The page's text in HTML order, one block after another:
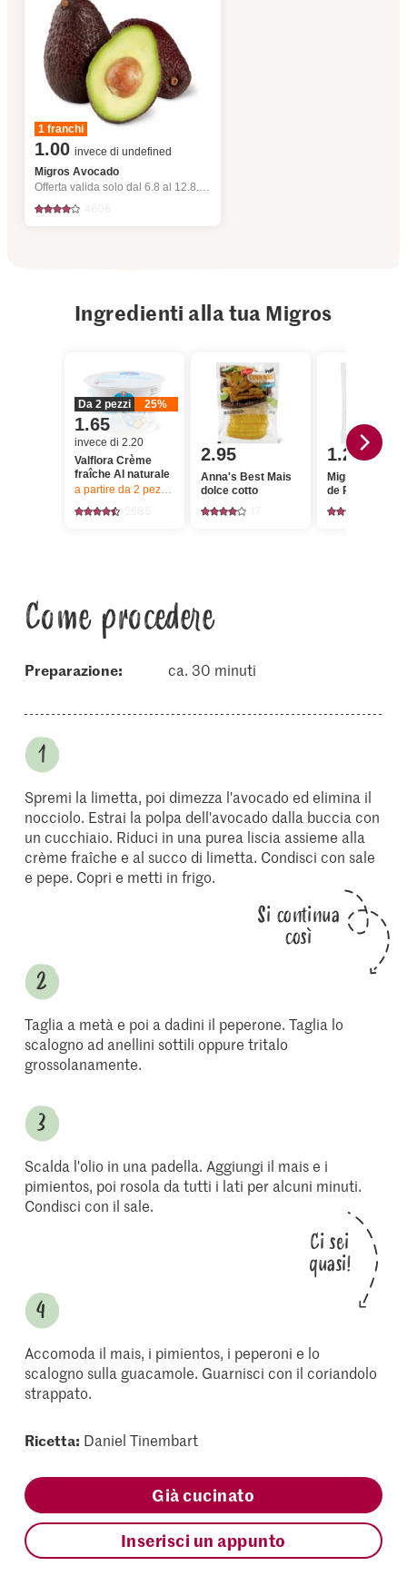
1 franchi
1.00 invece di undefined
Migros Avocado
Offerta valida solo dal 6.8 al 12.8.2026, fino a esaurimento dello stock.
Ingredienti alla tua Migros
Da 2 pezzi 25%
1.65
invece di 2.20
Valflora Crème
fraîche Al naturale
a partire da 2 pezzi, Offerta valida solo dal 6.8 al 12.8.2026, fino a
2.95
Anna's Best Mais
dolce cotto
1.25
Migros
de Padrón
Come procedere
Preparazione: ca. 30 minuti
Spremi la limetta, poi dimezza l'avocado ed elimina il
nocciolo. Estrai la polpa dell'avocado dalla buccia con
un cucchiaio. Riduci in una purea liscia assieme alla
crème fraîche e al succo di limetta. Condisci con sale
e pepe. Copri e metti in frigo.
Si continua
così
Taglia a metà e poi a dadini il peperone. Taglia lo
scalogno ad anellini sottili oppure tritalo
grossolanamente.
Scalda l'olio in una padella. Aggiungi il mais e i
pimientos, poi rosola da tutti i lati per alcuni minuti.
Condisci con il sale.
Ci sei
quasi!
Accomoda il mais, i pimientos, i peperoni e lo
scalogno sulla guacamole. Guarnisci con il coriandolo
strappato.
Ricetta: Daniel Tinembart
Già cucinato
Inserisci un appunto